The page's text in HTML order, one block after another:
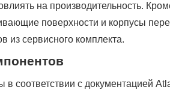
на производительность.
поверхности и корпусы
из сервисного комплекта.
соответствии с документацией